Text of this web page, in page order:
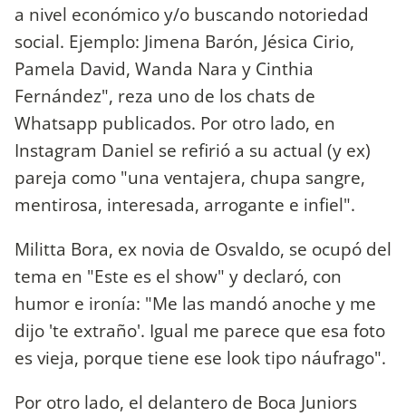
a nivel económico y/o buscando notoriedad
social. Ejemplo: Jimena Barón, Jésica Cirio,
Pamela David, Wanda Nara y Cinthia
Fernández", reza uno de los chats de
Whatsapp publicados. Por otro lado, en
Instagram Daniel se refirió a su actual (y ex)
pareja como "una ventajera, chupa sangre,
mentirosa, interesada, arrogante e infiel".
Militta Bora, ex novia de Osvaldo, se ocupó del
tema en "Este es el show" y declaró, con
humor e ironía: "Me las mandó anoche y me
dijo 'te extraño'. Igual me parece que esa foto
es vieja, porque tiene ese look tipo náufrago".
Por otro lado, el delantero de Boca Juniors